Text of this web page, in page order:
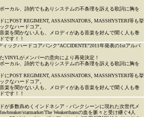
ーカル、詩的でもありシステムの不条理を訴える歌詞に胸を
にPOST REGIMENT, ASSASSINATORS, MASSHYSTERI等も挙
クなハードコア。
楽を聞かない人も、メロディがある音楽を好んで聞く人も巻
です！！
ックハードコアパンク"ACCIDENTE"2011年発表の1stアルバ
VINYLがメンバーの意向により再発決定！
ーカル、詩的でもありシステムの不条理を訴える歌詞に胸を
にPOST REGIMENT, ASSASSINATORS, MASSHYSTERI等も挙
クなハードコア。
楽を聞かない人も、メロディがある音楽を好んで聞く人も巻
です！！
が多数犇めくインドネシア・パンクシーンに現れた次世代メ
starmarket/The Weakerthansの血を脈々と受け継ぐ4人